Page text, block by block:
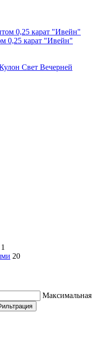
0,25 карат "Ивейн"
Свет Вечерней
1
20
Максимальная